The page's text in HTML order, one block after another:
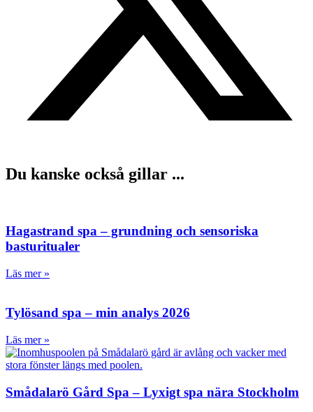
Du kanske också gillar ...
Hagastrand spa – grundning och sensoriska
basturitualer
Läs mer »
Tylösand spa – min analys 2026
Läs mer »
Smådalarö Gård Spa – Lyxigt spa nära Stockholm